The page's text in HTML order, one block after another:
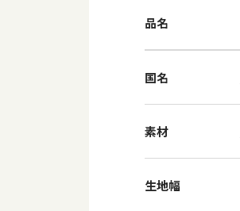
品名
国名
素材
生地幅